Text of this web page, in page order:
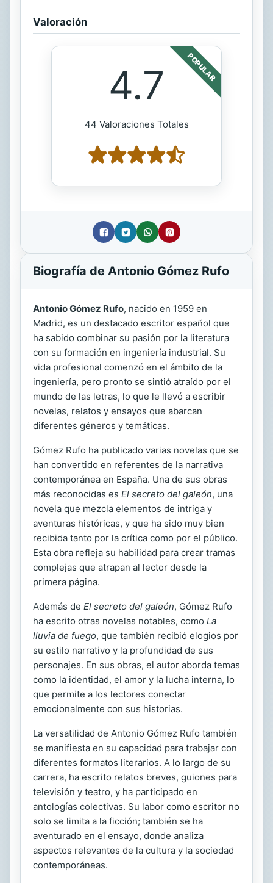
Valoración
POPULAR
4.7
44 Valoraciones Totales
Biografía de Antonio Gómez Rufo
Antonio Gómez Rufo, nacido en 1959 en
Madrid, es un destacado escritor español que
ha sabido combinar su pasión por la literatura
con su formación en ingeniería industrial. Su
vida profesional comenzó en el ámbito de la
ingeniería, pero pronto se sintió atraído por el
mundo de las letras, lo que le llevó a escribir
novelas, relatos y ensayos que abarcan
diferentes géneros y temáticas.
Gómez Rufo ha publicado varias novelas que se
han convertido en referentes de la narrativa
contemporánea en España. Una de sus obras
más reconocidas es El secreto del galeón, una
novela que mezcla elementos de intriga y
aventuras históricas, y que ha sido muy bien
recibida tanto por la crítica como por el público.
Esta obra refleja su habilidad para crear tramas
complejas que atrapan al lector desde la
primera página.
Además de El secreto del galeón, Gómez Rufo
ha escrito otras novelas notables, como La
lluvia de fuego, que también recibió elogios por
su estilo narrativo y la profundidad de sus
personajes. En sus obras, el autor aborda temas
como la identidad, el amor y la lucha interna, lo
que permite a los lectores conectar
emocionalmente con sus historias.
La versatilidad de Antonio Gómez Rufo también
se manifiesta en su capacidad para trabajar con
diferentes formatos literarios. A lo largo de su
carrera, ha escrito relatos breves, guiones para
televisión y teatro, y ha participado en
antologías colectivas. Su labor como escritor no
solo se limita a la ficción; también se ha
aventurado en el ensayo, donde analiza
aspectos relevantes de la cultura y la sociedad
contemporáneas.